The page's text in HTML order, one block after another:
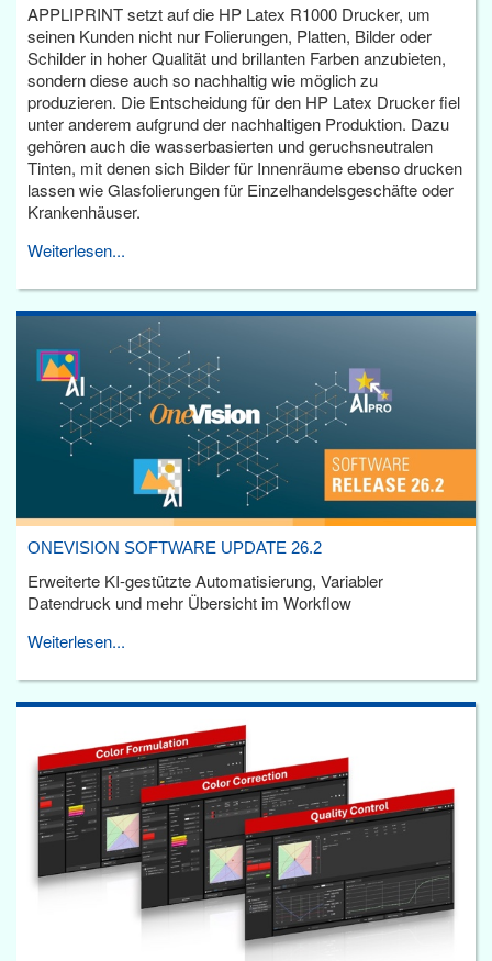
APPLIPRINT setzt auf die HP Latex R1000 Drucker, um
seinen Kunden nicht nur Folierungen, Platten, Bilder oder
Schilder in hoher Qualität und brillanten Farben anzubieten,
sondern diese auch so nachhaltig wie möglich zu
produzieren. Die Entscheidung für den HP Latex Drucker fiel
unter anderem aufgrund der nachhaltigen Produktion. Dazu
gehören auch die wasserbasierten und geruchsneutralen
Tinten, mit denen sich Bilder für Innenräume ebenso drucken
lassen wie Glasfolierungen für Einzelhandelsgeschäfte oder
Krankenhäuser.
Weiterlesen...
ONEVISION SOFTWARE UPDATE 26.2
Erweiterte KI-gestützte Automatisierung, Variabler
Datendruck und mehr Übersicht im Workflow
Weiterlesen...